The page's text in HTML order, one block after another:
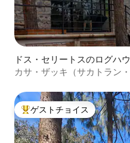
ドス・セリートスのログハ
カサ・ザッキ（サカトラン
大好評のゲストチョイスで
ゲストチョイス